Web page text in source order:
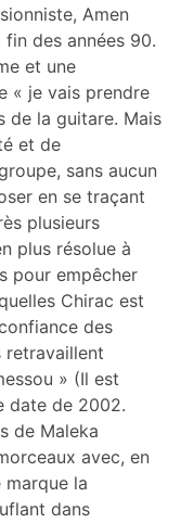
Amen
des années 90.
et une
« je vais prendre
de la guitare. Mais
et de
sans aucun
en se traçant
plusieurs
plus résolue à
pour empêcher
Chirac est
des
retravaillent
» (Il est
date de 2002.
de Maleka
avec, en
la
dans